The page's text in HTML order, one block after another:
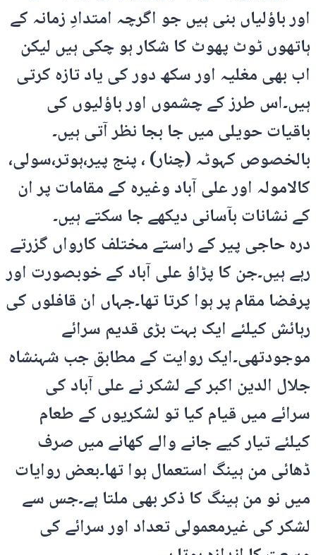
اور باؤلیاں بنی ہیں جو اگرچہ امتدادِ زمانہ کے
ہاتھوں ٹوٹ پھوٹ کا شکار ہو چکی ہیں لیکن
اب بھی مغلیہ اور سکھ دور کی یاد تازہ کرتی
ہیں۔اس طرز کے چشموں اور باؤلیوں کی
باقیات حویلی میں جا بجا نظر آتی ہیں۔
بالخصوص کہوٹہ (چنار) ، پنج پیر،ہوتر،سولی،
کالامولہ اور علی آباد وغیرہ کے مقامات پر ان
کے نشانات بآسانی دیکھے جا سکتے ہیں۔
درہ حاجی پیر کے راستے مختلف کارواں گزرتے
رہے ہیں۔جن کا پڑاؤ علی آباد کے خوبصورت اور
پرفضا مقام پر ہوا کرتا تھا۔جہاں ان قافلوں کی
رہائش کیلئے ایک بہت بڑی قدیم سرائے
موجودتھی۔ایک روایت کے مطابق جب شہنشاہ
جلال الدین اکبر کے لشکر نے علی آباد کی
سرائے میں قیام کیا تو لشکریوں کے طعام
کیلئے تیار کیے جانے والے کھانے میں صرف
ڈھائی من ہینگ استعمال ہوا تھا۔بعض روایات
میں نو من ہینگ کا ذکر بھی ملتا ہے۔جس سے
لشکر کی غیرمعمولی تعداد اور سرائے کی